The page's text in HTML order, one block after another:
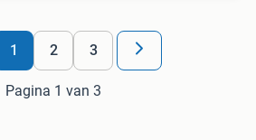
1 2 3
Pagina 1 van 3